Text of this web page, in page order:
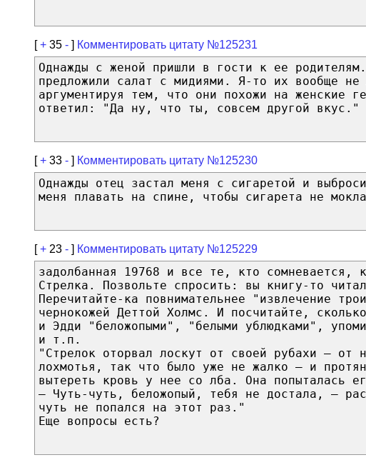
[+ 35 - ] Комментировать цитату №125231
Однажды с женой пришли в гости к ее
предложили салат с мидиями. Я-то их вообще
аргументируя тем, что они похожи на женские
ответил: "Да ну, что ты, совсем другой вкус."
[+ 33 - ] Комментировать цитату №125230
Однажды отец застал меня с сигаретой и
меня плавать на спине, чтобы сигарета не
[+ 23 - ] Комментировать цитату №125229
задолбанная 19768 и все те, кто сомневается,
Стрелка. Позвольте спросить: вы книгу-то
Перечитайте-ка повнимательнее "извлечение
чернокожей Деттой Холмс. И посчитайте,
и Эдди "беложопыми", "белыми ублюдками",
и т.п.
"Стрелок оторвал лоскут от своей рубахи — от
лохмотья, так что было уже не жалко — и
вытереть кровь у нее со лба. Она попыталась
— Чуть-чуть, беложопый, тебя не достала, —
чуть не попался на этот раз."
Еще вопросы есть?